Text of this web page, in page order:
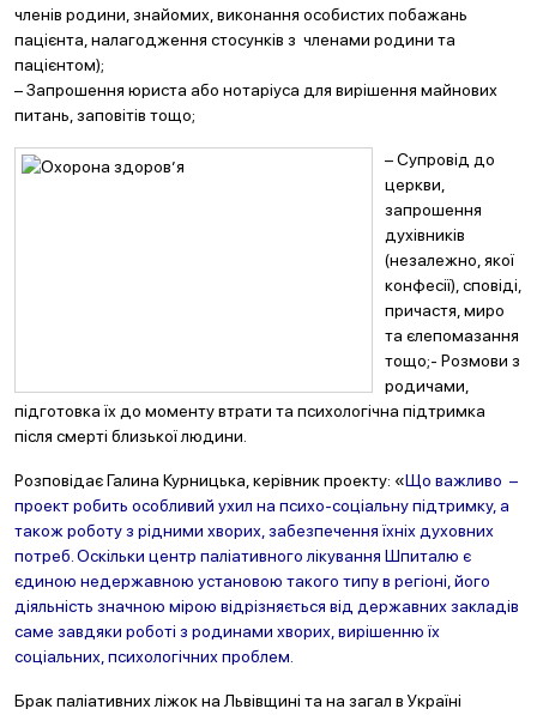
членів родини, знайомих, виконання особистих побажань
пацієнта, налагодження стосунків з членами родини та
пацієнтом);
– Запрошення юриста або нотаріуса для вирішення майнових
питань, заповітів тощо;
– Супровід до
церкви,
запрошення
духівників
(незалежно, якої
конфесії), сповіді,
причастя, миро
та єлепомазання
тощо;- Розмови з
родичами,
підготовка їх до моменту втрати та психологічна підтримка
після смерті близької людини.
Розповідає Галина Курницька, керівник проекту: «Що важливо –
проект робить особливий ухил на психо-соціальну підтримку, а
також роботу з рідними хворих, забезпечення їхніх духовних
потреб. Оскільки центр паліативного лікування Шпиталю є
єдиною недержавною установою такого типу в регіоні, його
діяльність значною мірою відрізняється від державних закладів
саме завдяки роботі з родинами хворих, вирішенню їх
соціальних, психологічних проблем.
Брак паліативних ліжок на Львівщині та на загал в Україні